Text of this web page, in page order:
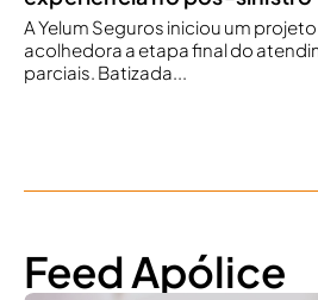
A Yelum Seguros iniciou um
acolhedora a etapa final do
parciais. Batizada...
Feed Apólice